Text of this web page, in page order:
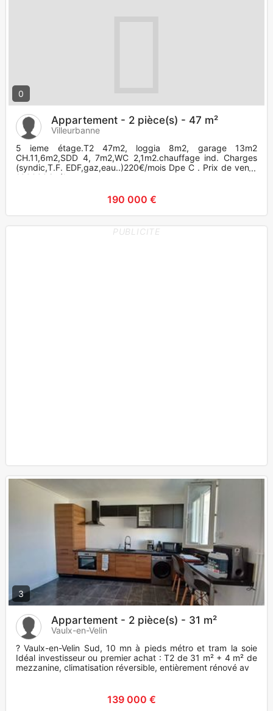
0
Appartement - 2 pièce(s) - 47 m²
Villeurbanne
5 ieme étage.T2 47m2, loggia 8m2, garage 13m2
CH.11,6m2,SDD 4, 7m2,WC 2,1m2.chauffage ind. Charges
(syndic,T.F. EDF,gaz,eau..)220€/mois Dpe C . Prix de vente
190000€ tél
190 000 €
PUBLICITE
3
Appartement - 2 pièce(s) - 31 m²
Vaulx-en-Velin
? Vaulx-en-Velin Sud, 10 mn à pieds métro et tram la soie
Idéal investisseur ou premier achat : T2 de 31 m² + 4 m² de
mezzanine, climatisation réversible, entièrement rénové ave
139 000 €